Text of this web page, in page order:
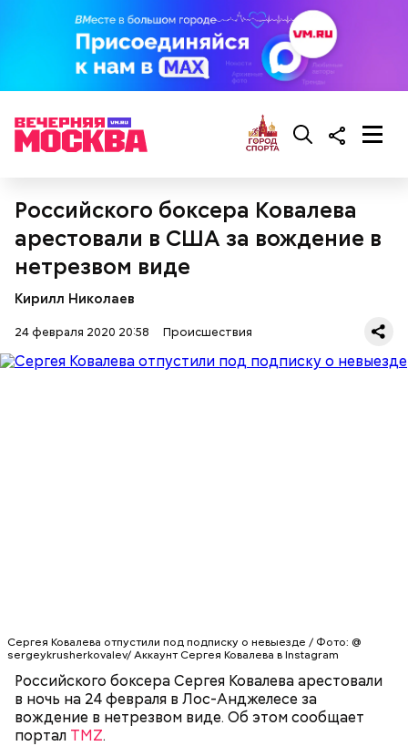
Российского боксера Ковалева
арестовали в США за вождение в
нетрезвом виде
Кирилл Николаев
24 февраля 2020 20:58 Происшествия
Сергея Ковалева отпустили под подписку о невыезде / Фото: @
sergeykrusherkovalev/ Аккаунт Сергея Ковалева в Instagram
Российского боксера Сергея Ковалева арестовали
в ночь на 24 февраля в Лос-Анджелесе за
вождение в нетрезвом виде. Об этом сообщает
портал TMZ.